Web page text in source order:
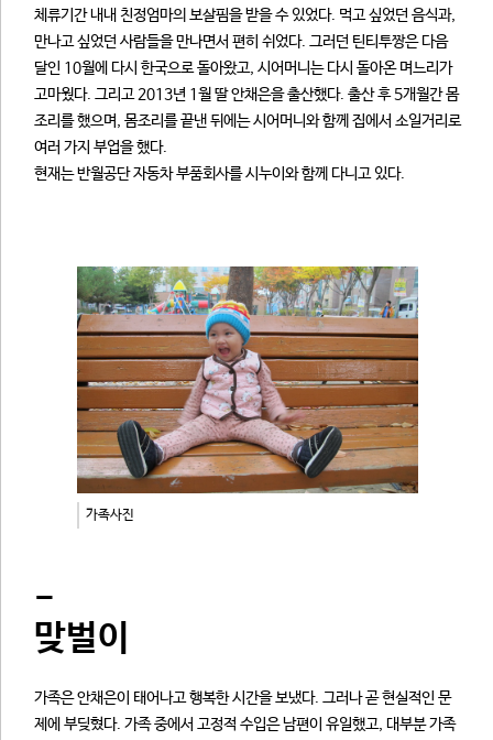
체류기간 내내 친정엄마의 보살핌을 받을 수 있었다. 먹고 싶었던 음식과,
만나고 싶었던 사람들을 만나면서 편히 쉬었다. 그러던 틴티투짱은 다음
달인 10월에 다시 한국으로 돌아왔고, 시어머니는 다시 돌아온 며느리가
고마웠다. 그리고 2013년 1월 딸 안채은을 출산했다. 출산 후 5개월간 몸
조리를 했으며, 몸조리를 끝낸 뒤에는 시어머니와 함께 집에서 소일거리로
여러 가지 부업을 했다.
현재는 반월공단 자동차 부품회사를 시누이와 함께 다니고 있다.
가족사진
-
맞벌이
가족은 안채은이 태어나고 행복한 시간을 보냈다. 그러나 곧 현실적인 문
제에 부딪혔다. 가족 중에서 고정적 수입은 남편이 유일했고, 대부분 가족